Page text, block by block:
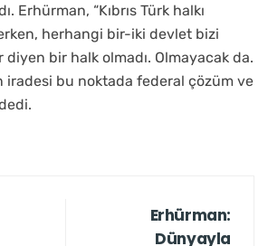
Erhürman, “Kıbrıs Türk halkı
herhangi bir-iki devlet bizi
diyen bir halk olmadı. Olmayacak da.
iradesi bu noktada federal çözüm ve
Erhürman:
Dünyayla